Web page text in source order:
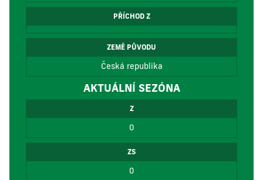
PŘÍCHOD Z
ZEMĚ PŮVODU
Česká republika
AKTUÁLNÍ SEZÓNA
Z
0
ZS
0